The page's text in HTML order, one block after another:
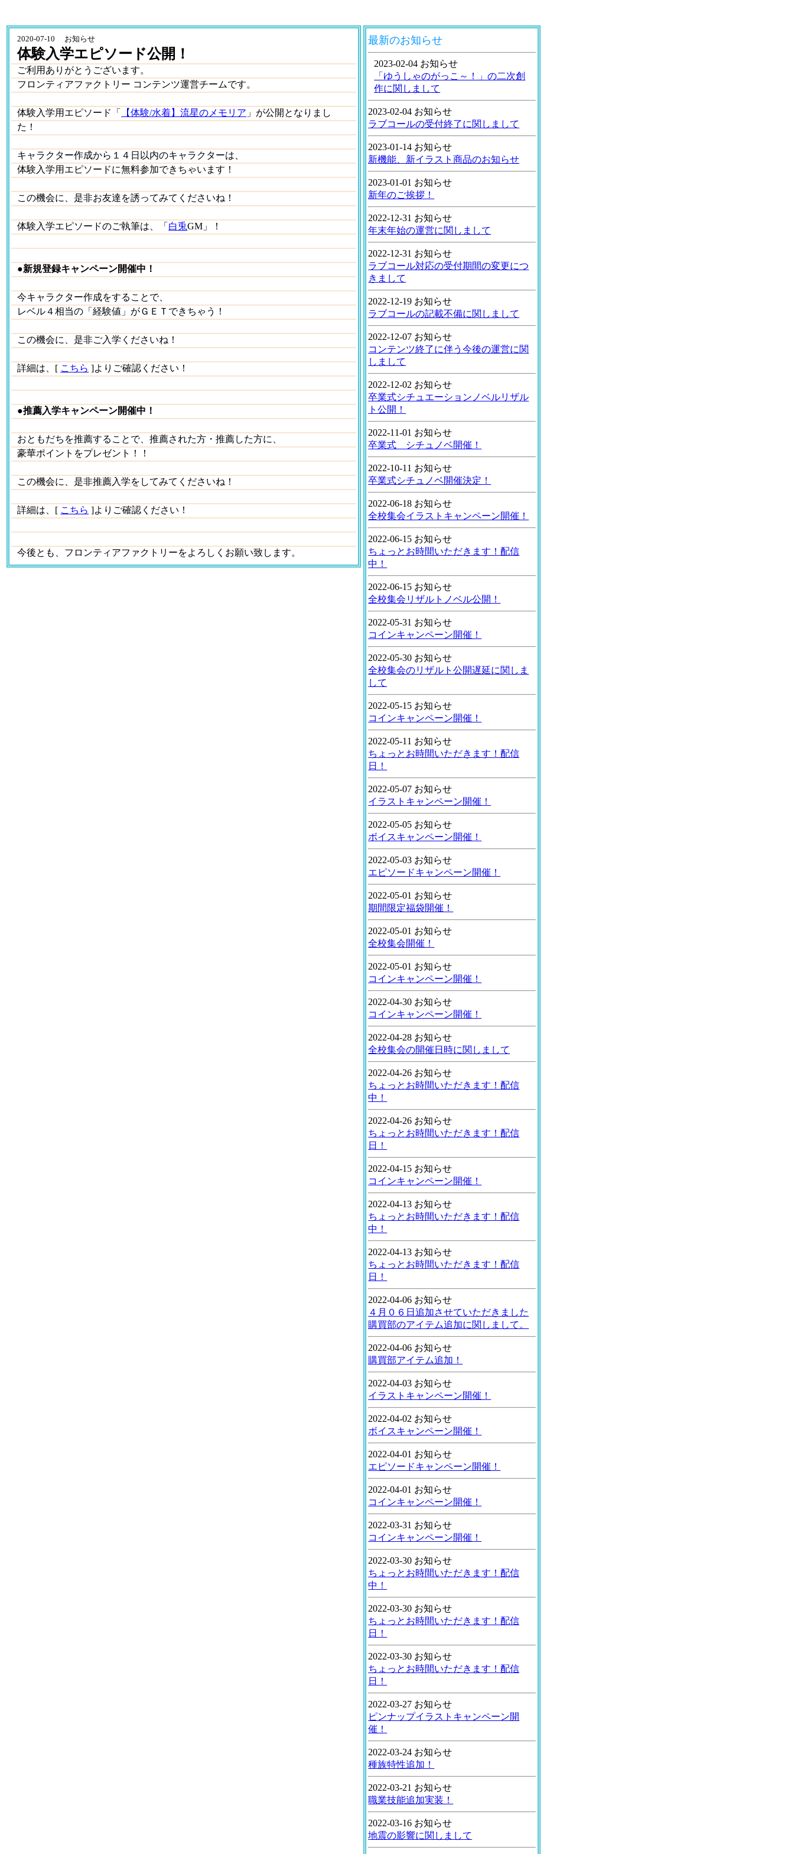
2020-07-10 お知らせ
体験入学エピソード公開！
ご利用ありがとうございます。
フロンティアファクトリー コンテンツ運営チームです。
体験入学用エピソード「 【体験/水着】流星のメモリア 」が公開となりまし
た！
キャラクター作成から１４日以内のキャラクターは、
体験入学用エピソードに無料参加できちゃいます！
この機会に、是非お友達を誘ってみてくださいね！
体験入学エピソードのご執筆は、「 白兎GM」！
●新規登録キャンペーン開催中！
今キャラクター作成をすることで、
レベル４相当の「経験値」がＧＥＴできちゃう！
この機会に、是非ご入学くださいね！
詳細は、[ こちら ]よりご確認ください！
●推薦入学キャンペーン開催中！
おともだちを推薦することで、推薦された方・推薦した方に、
豪華ポイントをプレゼント！！
この機会に、是非推薦入学をしてみてくださいね！
詳細は、[ こちら ]よりご確認ください！
今後とも、フロンティアファクトリーをよろしくお願い致します。
最新のお知らせ
2023-02-04 お知らせ
「ゆうしゃのがっこ～！」の二次創
作に関しまして
2023-02-04 お知らせ
ラブコールの受付終了に関しまして
2023-01-14 お知らせ
新機能、新イラスト商品のお知らせ
2023-01-01 お知らせ
新年のご挨拶！
2022-12-31 お知らせ
年末年始の運営に関しまして
2022-12-31 お知らせ
ラブコール対応の受付期間の変更につ
きまして
2022-12-19 お知らせ
ラブコールの記載不備に関しまして
2022-12-07 お知らせ
コンテンツ終了に伴う今後の運営に関
しまして
2022-12-02 お知らせ
卒業式シチュエーションノベルリザル
ト公開！
2022-11-01 お知らせ
卒業式 シチュノベ開催！
2022-10-11 お知らせ
卒業式シチュノベ開催決定！
2022-06-18 お知らせ
全校集会イラストキャンペーン開催！
2022-06-15 お知らせ
ちょっとお時間いただきます！配信
中！
2022-06-15 お知らせ
全校集会リザルトノベル公開！
2022-05-31 お知らせ
コインキャンペーン開催！
2022-05-30 お知らせ
全校集会のリザルト公開遅延に関しま
して
2022-05-15 お知らせ
コインキャンペーン開催！
2022-05-11 お知らせ
ちょっとお時間いただきます！配信
日！
2022-05-07 お知らせ
イラストキャンペーン開催！
2022-05-05 お知らせ
ボイスキャンペーン開催！
2022-05-03 お知らせ
エピソードキャンペーン開催！
2022-05-01 お知らせ
期間限定福袋開催！
2022-05-01 お知らせ
全校集会開催！
2022-05-01 お知らせ
コインキャンペーン開催！
2022-04-30 お知らせ
コインキャンペーン開催！
2022-04-28 お知らせ
全校集会の開催日時に関しまして
2022-04-26 お知らせ
ちょっとお時間いただきます！配信
中！
2022-04-26 お知らせ
ちょっとお時間いただきます！配信
日！
2022-04-15 お知らせ
コインキャンペーン開催！
2022-04-13 お知らせ
ちょっとお時間いただきます！配信
中！
2022-04-13 お知らせ
ちょっとお時間いただきます！配信
日！
2022-04-06 お知らせ
４月０６日追加させていただきました
購買部のアイテム追加に関しまして。
2022-04-06 お知らせ
購買部アイテム追加！
2022-04-03 お知らせ
イラストキャンペーン開催！
2022-04-02 お知らせ
ボイスキャンペーン開催！
2022-04-01 お知らせ
エピソードキャンペーン開催！
2022-04-01 お知らせ
コインキャンペーン開催！
2022-03-31 お知らせ
コインキャンペーン開催！
2022-03-30 お知らせ
ちょっとお時間いただきます！配信
中！
2022-03-30 お知らせ
ちょっとお時間いただきます！配信
日！
2022-03-30 お知らせ
ちょっとお時間いただきます！配信
日！
2022-03-27 お知らせ
ピンナップイラストキャンペーン開
催！
2022-03-24 お知らせ
種族特性追加！
2022-03-21 お知らせ
職業技能追加実装！
2022-03-16 お知らせ
地震の影響に関しまして